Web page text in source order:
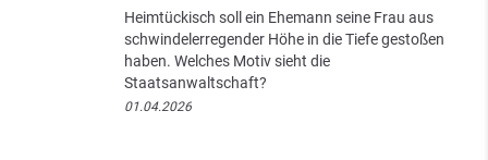
Heimtückisch soll ein Ehemann seine Frau aus
schwindelerregender Höhe in die Tiefe gestoßen
haben. Welches Motiv sieht die
Staatsanwaltschaft?
01.04.2026